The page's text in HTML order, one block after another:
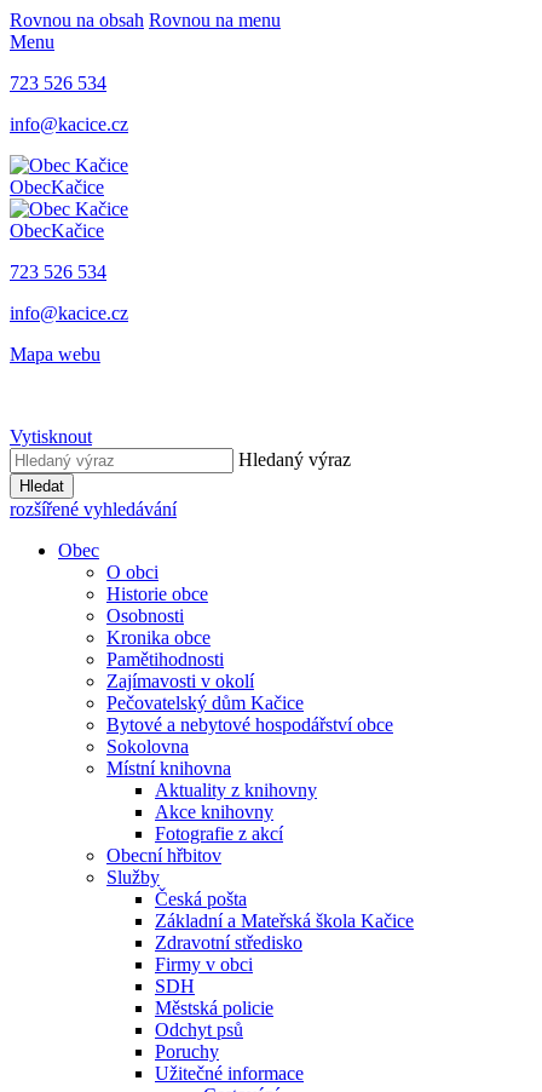
Rovnou na obsah Rovnou na menu
Menu
723 526 534
info@kacice.cz
ObecKačice
ObecKačice
723 526 534
info@kacice.cz
Mapa webu
Vytisknout
Hledaný výraz
Hledat
rozšířené vyhledávání
Obec
O obci
Historie obce
Osobnosti
Kronika obce
Pamětihodnosti
Zajímavosti v okolí
Pečovatelský dům Kačice
Bytové a nebytové hospodářství obce
Sokolovna
Místní knihovna
Aktuality z knihovny
Akce knihovny
Fotografie z akcí
Obecní hřbitov
Služby
Česká pošta
Základní a Mateřská škola Kačice
Zdravotní středisko
Firmy v obci
SDH
Městská policie
Odchyt psů
Poruchy
Užitečné informace